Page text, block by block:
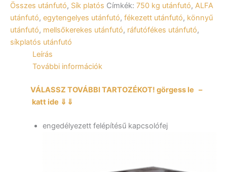
méretű,
750kg,
fékezett
mellsőkerekes
uniplatós
síkplatós
utánfutó
Összes utánfutó, Sík platós Címkék: 750 kg utánfutó, ALFA
utánfutó, egytengelyes utánfutó, fékezett utánfutó, könnyű
utánfutó, mellsőkerekes utánfutó, ráfutófékes utánfutó,
síkplatós utánfutó
Leírás
További információk
VÁLASSZ TOVÁBBI TARTOZÉKOT! görgess le –
katt ide ⇓⇓
engedélyezett felépítésű kapcsolófej